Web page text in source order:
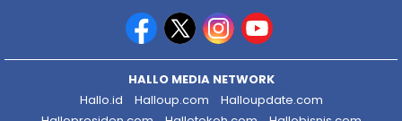
HALLO MEDIA NETWORK
Hallo.id
Halloup.com
Halloupdate.com